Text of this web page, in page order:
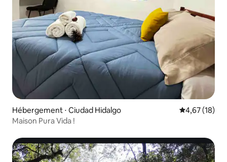
Hébergement ⋅ Ciudad Hidalgo Évaluation
4,67 (18)
Maison Pura Vida !